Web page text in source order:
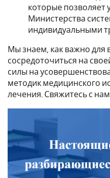
которые позволяет
Министерства
индивидуальными
Мы знаем, как важно для
сосредоточиться на
силы на
методик медицинского
лечения. Свяжитесь с